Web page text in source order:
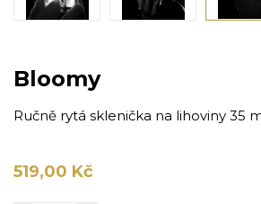
Bloomy
Ručně rytá sklenička na lihoviny 35
519,00 Kč